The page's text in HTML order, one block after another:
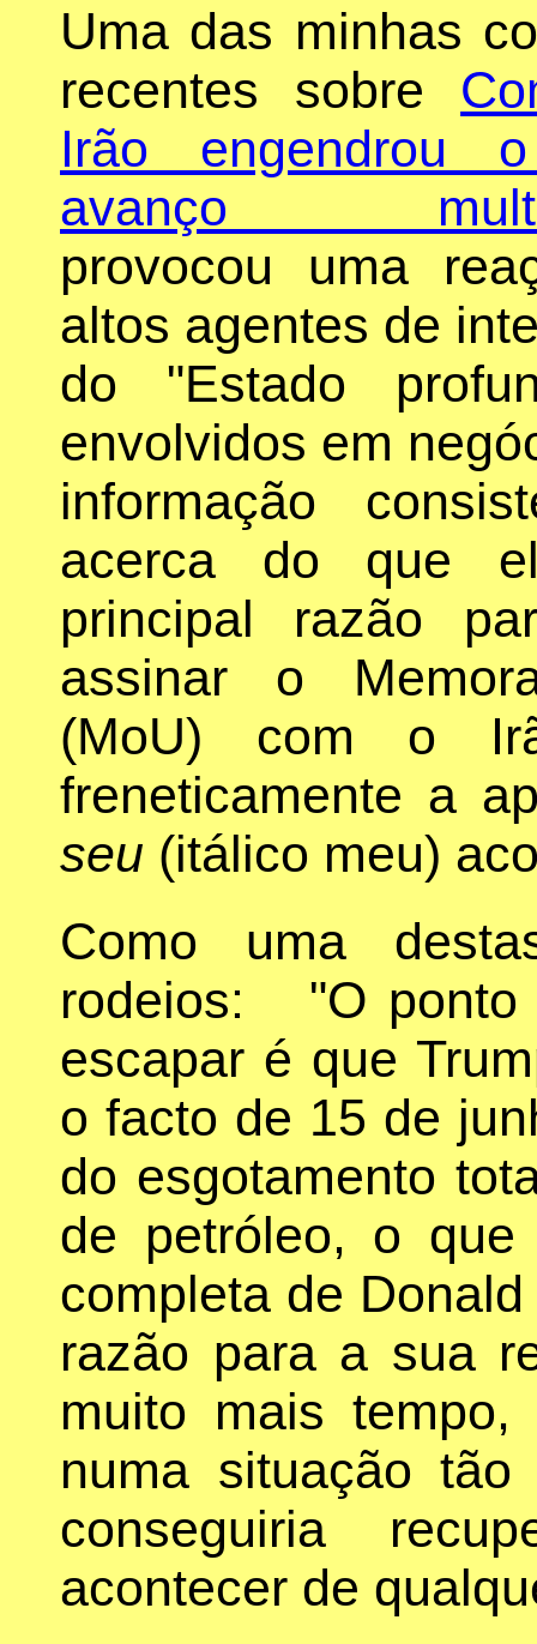
Uma das minhas
recentes sobre
Irão engendrou
avanço
provocou uma
altos agentes de
do "Estado
envolvidos em
informação
acerca do que
principal razão
assinar o
(MoU) com o
freneticamente a
seu (itálico meu)
Como uma
rodeios: "O ponto
escapar é que
o facto de 15 de
do esgotamento
de petróleo, o que
completa de
razão para a sua
muito mais
numa situação
conseguiria
acontecer de